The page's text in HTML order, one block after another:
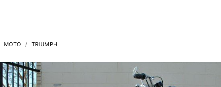
МОТО TRIUMPH